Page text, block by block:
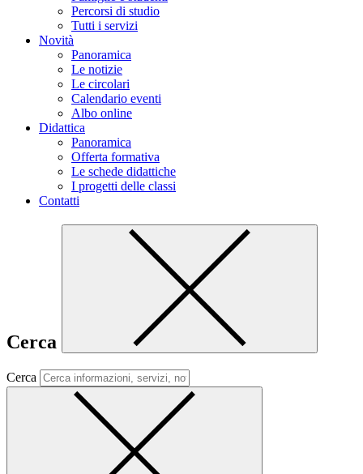
Percorsi di studio
Tutti i servizi
Novità
Panoramica
Le notizie
Le circolari
Calendario eventi
Albo online
Didattica
Panoramica
Offerta formativa
Le schede didattiche
I progetti delle classi
Contatti
Cerca
Cerca